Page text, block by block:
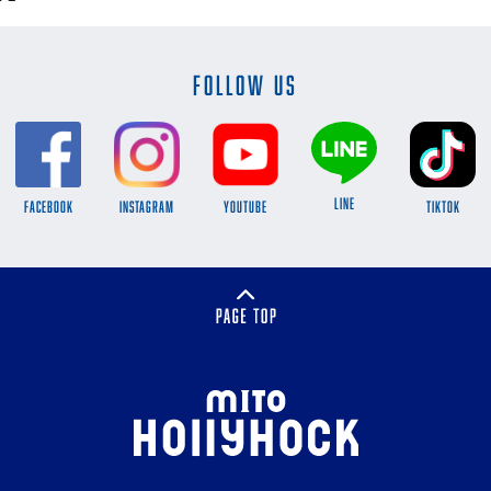
FOLLOW US
FACEBOOK INSTAGRAM YOUTUBE LINE TikTok